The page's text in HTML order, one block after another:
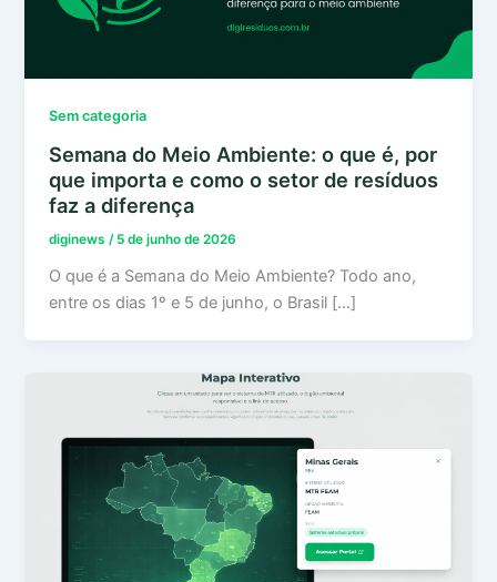
Sem categoria
Semana do Meio Ambiente: o que é, por
que importa e como o setor de resíduos
faz a diferença
diginews/ 5 de junho de 2026
O que é a Semana do Meio Ambiente? Todo ano,
entre os dias 1º e 5 de junho, o Brasil […]